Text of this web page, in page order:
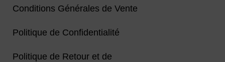
Conditions Générales de Vente
Politique de Confidentialité
Politique de Retour et de